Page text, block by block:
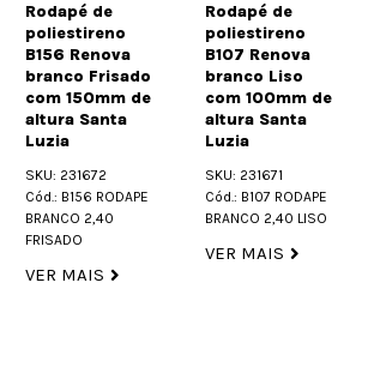
Rodapé de
poliestireno
B156 Renova
branco Frisado
com 150mm de
altura Santa
Luzia
SKU: 231672
Cód.: B156 RODAPE
BRANCO 2,40
FRISADO
VER MAIS
Rodapé de
poliestireno
B107 Renova
branco Liso
com 100mm de
altura Santa
Luzia
SKU: 231671
Cód.: B107 RODAPE
BRANCO 2,40 LISO
VER MAIS